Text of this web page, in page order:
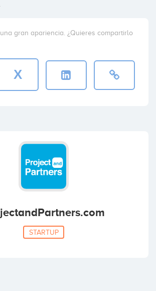
gran apariencia. ¿Quieres compartirlo
X
STARTUP